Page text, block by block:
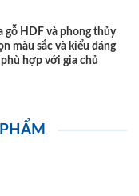
gỗ HDF và phong thủy
màu sắc và kiểu dáng
phù hợp với gia chủ